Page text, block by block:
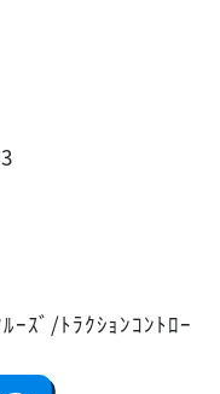
ｰｽﾞ/ﾄﾗｸｼｮﾝｺﾝﾄﾛｰ